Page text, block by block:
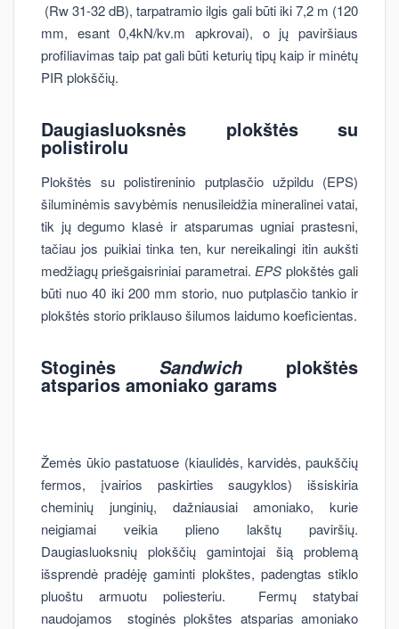
(Rw 31-32 dB), tarpatramio ilgis gali būti iki 7,2 m (120
mm, esant 0,4kN/kv.m apkrovai), o jų paviršiaus
profiliavimas taip pat gali būti keturių tipų kaip ir minėtų
PIR plokščių.
Daugiasluoksnės plokštės su
polistirolu
Plokštės su polistireninio putplasčio užpildu (EPS)
šiluminėmis savybėmis nenusileidžia mineralinei vatai,
tik jų degumo klasė ir atsparumas ugniai prastesni,
tačiau jos puikiai tinka ten, kur nereikalingi itin aukšti
medžiagų priešgaisriniai parametrai. EPS plokštės gali
būti nuo 40 iki 200 mm storio, nuo putplasčio tankio ir
plokštės storio priklauso šilumos laidumo koeficientas.
Stoginės Sandwich plokštės
atsparios amoniako garams
Žemės ūkio pastatuose (kiaulidės, karvidės, paukščių
fermos, įvairios paskirties saugyklos) išsiskiria
cheminių junginių, dažniausiai amoniako, kurie
neigiamai veikia plieno lakštų paviršių.
Daugiasluoksnių plokščių gamintojai šią problemą
išsprendė pradėję gaminti plokštes, padengtas stiklo
pluoštu armuotu poliesteriu. Fermų statybai
naudojamos stoginės plokštes atsparias amoniako